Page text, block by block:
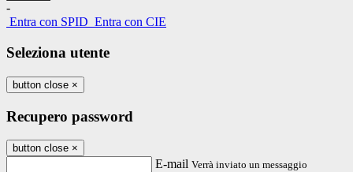
-
Entra con SPID Entra con CIE
Seleziona utente
button close ×
Recupero password
button close ×
E-mail Verrà inviato un messaggio